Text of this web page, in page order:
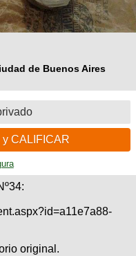
de Buenos Aires
y CALIFICAR
original.